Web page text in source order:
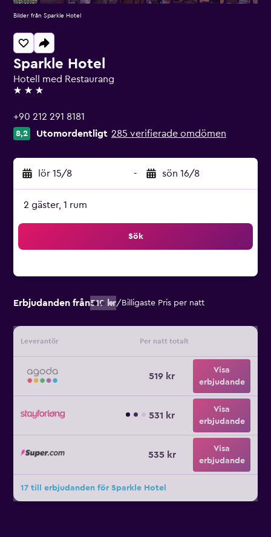
Sparkle Hotel
Hotell med Restaurang
3 stjärnor
+90 212 291 8181
8,2 Utomordentligt 285 verifierade omdömen
lör 15/8 - sön 16/8
2 gäster, 1 rum
Sök
Erbjudanden från519 kr/ Billigaste Pris per natt
Leverantör Per natt totalt
519 kr
Visa
erbjudande
531 kr
Visa
erbjudande
535 kr
Visa
erbjudande
17 till erbjudanden för Sparkle Hotel
Bilder från Sparkle Hotel